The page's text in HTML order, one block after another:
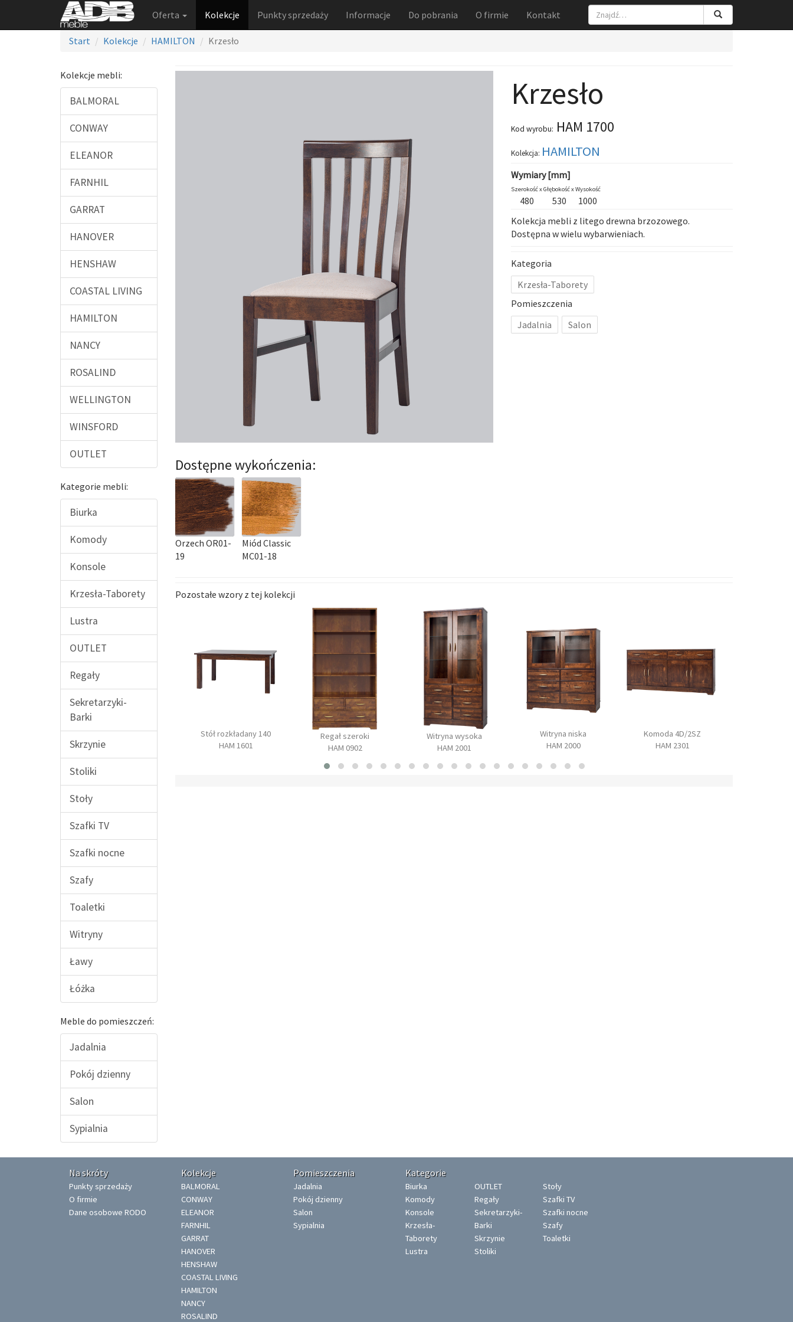
Oferta Kolekcje Punkty sprzedaży Informacje Do pobrania O firmie Kontakt
Start Kolekcje HAMILTON Krzesło
Kolekcje mebli:
BALMORAL
CONWAY
ELEANOR
FARNHIL
GARRAT
HANOVER
HENSHAW
COASTAL LIVING
HAMILTON
NANCY
ROSALIND
WELLINGTON
WINSFORD
OUTLET
Kategorie mebli:
Biurka
Komody
Konsole
Krzesła-Taborety
Lustra
OUTLET
Regały
Sekretarzyki-
Barki
Skrzynie
Stoliki
Stoły
Szafki TV
Szafki nocne
Szafy
Toaletki
Witryny
Ławy
Łóżka
Meble do pomieszczeń:
Jadalnia
Pokój dzienny
Salon
Sypialnia
Dostępne wykończenia:
Orzech OR01-
19
Miód Classic
MC01-18
Krzesło
Kod wyrobu: HAM 1700
Kolekcja: HAMILTON
Wymiary [mm]
Szerokość xGłębokość xWysokość
480 530
1000
Kolekcja mebli z litego drewna brzozowego.
Dostępna w wielu wybarwieniach.
Kategoria
Krzesła-Taborety
Pomieszczenia
Jadalnia
Salon
Pozostałe wzory z tej kolekcji
Stół rozkładany 160
Stół rozkładany 140
HAM 1601
Regał szeroki
HAM 0902
Witryna wysoka
HAM 2001
Witryna niska
HAM 2000
Komoda 4D/2SZ
HAM 2301
Na skróty
Punkty sprzedaży
O firmie
Dane osobowe RODO
Kolekcje
BALMORAL
CONWAY
ELEANOR
FARNHIL
GARRAT
HANOVER
HENSHAW
COASTAL LIVING
HAMILTON
NANCY
ROSALIND
Pomieszczenia
Jadalnia
Pokój dzienny
Salon
Sypialnia
Kategorie
Biurka
Komody
Konsole
Krzesła-
Taborety
Lustra
OUTLET
Regały
Sekretarzyki-
Barki
Skrzynie
Stoliki
Stoły
Szafki TV
Szafki nocne
Szafy
Toaletki